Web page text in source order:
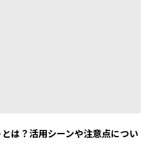
は？活用シーンや注意点につい